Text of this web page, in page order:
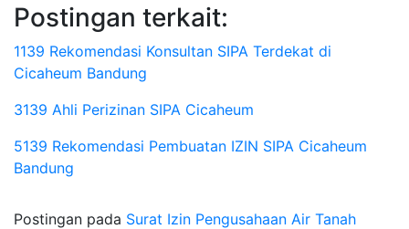
Postingan terkait:
1139 Rekomendasi Konsultan SIPA Terdekat di
Cicaheum Bandung
3139 Ahli Perizinan SIPA Cicaheum
5139 Rekomendasi Pembuatan IZIN SIPA Cicaheum
Bandung
Postingan pada Surat Izin Pengusahaan Air Tanah